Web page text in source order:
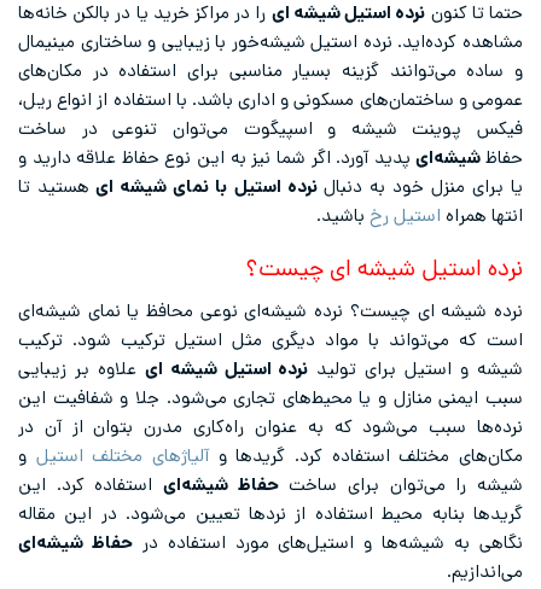
حتما تا کنون نرده استیل شیشه ای را در مراکز خرید یا در بالکن خانه‌ها
مشاهده کرده‌اید. نرده استیل شیشه‌خور با زیبایی و ساختاری مینیمال
و ساده می‌توانند گزینه بسیار مناسبی برای استفاده در مکان‌های
عمومی و ساختمان‌های مسکونی و اداری باشد. با استفاده از انواع ریل،
فیکس پوینت شیشه و اسپیگوت می‌توان تنوعی در ساخت
حفاظشیشه‌ایپدید آورد. اگر شما نیز به این نوع حفاظ علاقه دارید و
یا برای منزل خود به دنبالنرده استیل با نمای شیشه ای هستید تا
انتها همراه استیل رخ باشید.
نرده استیل شیشه ای چیست؟
نرده شیشه ای چیست؟ نرده شیشه‌ای نوعی محافظ یا نمای شیشه‌ای
است که می‌تواند با مواد دیگری مثل استیل ترکیب شود. ترکیب
شیشه و استیل برای تولید نرده استیل شیشه ای علاوه بر زیبایی
سبب ایمنی منازل و یا محیط‌های تجاری می‌شود. جلا و شفافیت این
نرده‌ها سبب می‌شود که به عنوان راه‌کاری مدرن بتوان از آن در
مکان‌های مختلف استفاده کرد. گریدها وآلیاژهای مختلف استیل و
شیشه را می‌توان برای ساختحفاظ شیشه‌ای استفاده کرد. این
گریدها بنابه محیط استفاده از نردها تعیین می‌شود. در این مقاله
نگاهی به شیشه‌ها و استیل‌های مورد استفاده درحفاظ شیشه‌ای
می‌اندازیم.